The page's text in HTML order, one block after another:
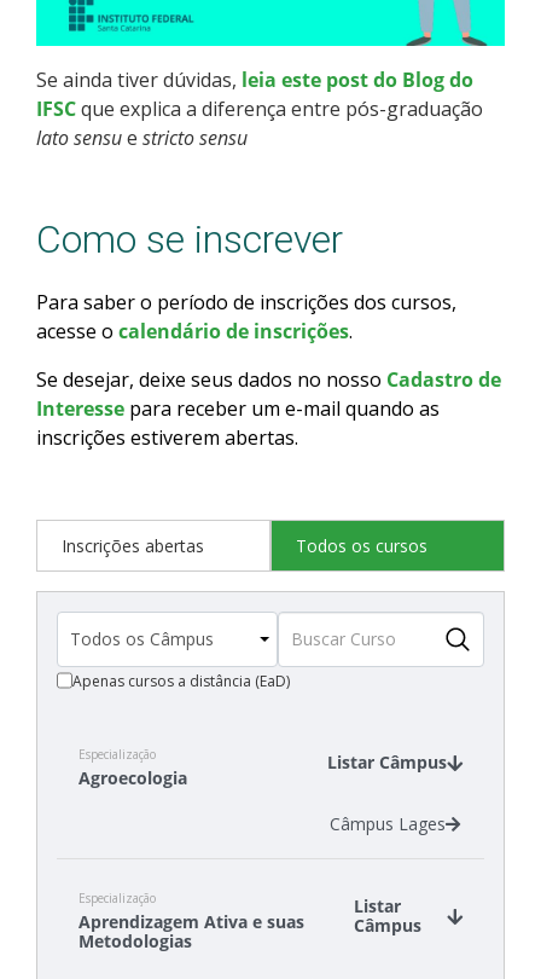
Orientações para Matrícula
Estatísticas dos Processos Seletivos
Se ainda tiver dúvidas, leia este post do Blog do
IFSCque explica a diferença entre pós-graduação
lato sensue stricto sensu
Como se inscrever
Para saber o período de inscrições dos cursos,
acesse o calendário de inscrições.
Se desejar, deixe seus dados no nosso Cadastro de
Interesse para receber um e-mail quando as
inscrições estiverem abertas.
Inscrições abertas Todos os cursos
Apenas cursos a distância (EaD)
Especialização
Agroecologia
Listar Câmpus
Câmpus Lages
Especialização
Aprendizagem Ativa e suas
Metodologias
Listar
Câmpus